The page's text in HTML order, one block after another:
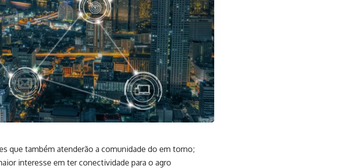
que também atenderão a comunidade do em torno;
interesse em ter conectividade para o agro